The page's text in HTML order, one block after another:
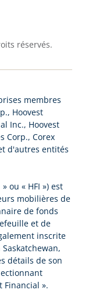
réservés.
membres
Hoovest
Inc., Hoovest
Corp., Corex
d'autres entités
ou « HFI ») est
mobilières de
de fonds
et de
inscrite
détails de son
Financial ».